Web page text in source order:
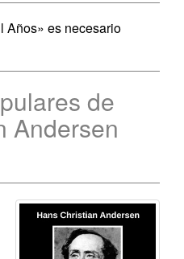
Años» es necesario
de
Andersen